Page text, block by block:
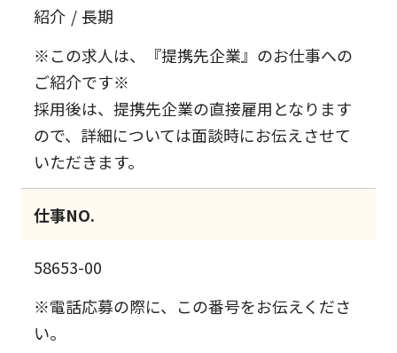
紹介
長期
※この求人は、『提携先企業』のお仕事への
ご紹介です※
採用後は、提携先企業の直接雇用となります
ので、詳細については面談時にお伝えさせて
いただきます。
仕事NO.
58653-00
※電話応募の際に、この番号をお伝えくださ
い。